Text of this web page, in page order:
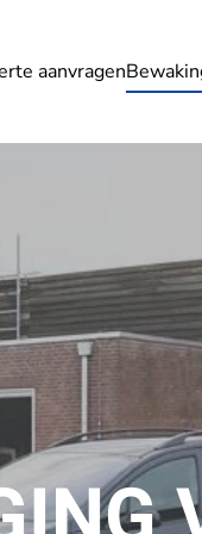
aanvragen